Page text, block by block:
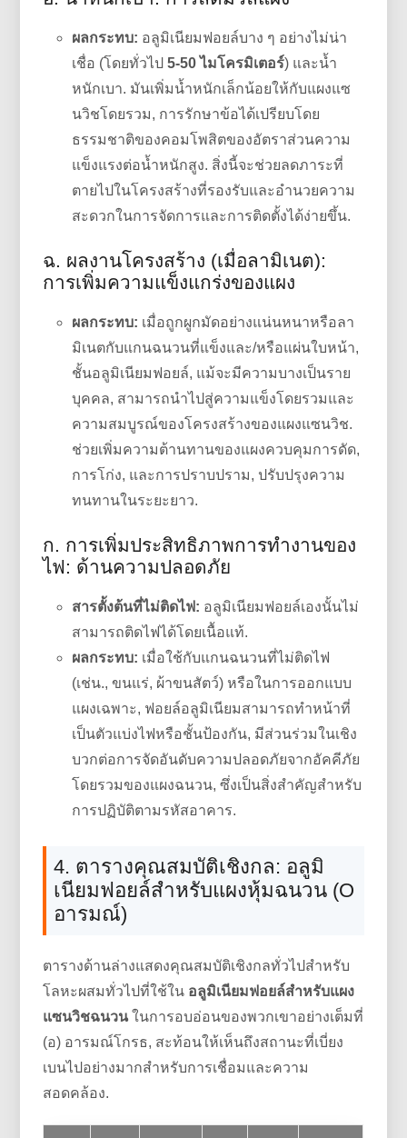
ผลกระทบ: อลูมิเนียมฟอยล์บาง ๆ อย่างไม่น่า
เชื่อ (โดยทั่วไป5-50 ไมโครมิเตอร์) และน้ำ
หนักเบา. มันเพิ่มน้ำหนักเล็กน้อยให้กับแผงแซ
นวิชโดยรวม, การรักษาข้อได้เปรียบโดย
ธรรมชาติของคอมโพสิตของอัตราส่วนความ
แข็งแรงต่อน้ำหนักสูง. สิ่งนี้จะช่วยลดภาระที่
ตายไปในโครงสร้างที่รองรับและอำนวยความ
สะดวกในการจัดการและการติดตั้งได้ง่ายขึ้น.
ฉ. ผลงานโครงสร้าง (เมื่อลามิเนต):
การเพิ่มความแข็งแกร่งของแผง
ผลกระทบ: เมื่อถูกผูกมัดอย่างแน่นหนาหรือลา
มิเนตกับแกนฉนวนที่แข็งและ/หรือแผ่นใบหน้า,
ชั้นอลูมิเนียมฟอยล์, แม้จะมีความบางเป็นราย
บุคคล, สามารถนำไปสู่ความแข็งโดยรวมและ
ความสมบูรณ์ของโครงสร้างของแผงแซนวิช.
ช่วยเพิ่มความต้านทานของแผงควบคุมการดัด,
การโก่ง, และการปราบปราม, ปรับปรุงความ
ทนทานในระยะยาว.
ก. การเพิ่มประสิทธิภาพการทำงานของ
ไฟ: ด้านความปลอดภัย
สารตั้งต้นที่ไม่ติดไฟ: อลูมิเนียมฟอยล์เองนั้นไม่
สามารถติดไฟได้โดยเนื้อแท้.
ผลกระทบ: เมื่อใช้กับแกนฉนวนที่ไม่ติดไฟ
(เช่น., ขนแร่, ผ้าขนสัตว์) หรือในการออกแบบ
แผงเฉพาะ, ฟอยล์อลูมิเนียมสามารถทำหน้าที่
เป็นตัวแบ่งไฟหรือชั้นป้องกัน, มีส่วนร่วมในเชิง
บวกต่อการจัดอันดับความปลอดภัยจากอัคคีภัย
โดยรวมของแผงฉนวน, ซึ่งเป็นสิ่งสำคัญสำหรับ
การปฏิบัติตามรหัสอาคาร.
4. ตารางคุณสมบัติเชิงกล: อลูมิ
เนียมฟอยล์สำหรับแผงหุ้มฉนวน (O
อารมณ์)
ตารางด้านล่างแสดงคุณสมบัติเชิงกลทั่วไปสำหรับ
โลหะผสมทั่วไปที่ใช้ใน อลูมิเนียมฟอยล์สำหรับแผง
แซนวิชฉนวนในการอบอ่อนของพวกเขาอย่างเต็มที่
(อ) อารมณ์โกรธ, สะท้อนให้เห็นถึงสถานะที่เบี่ยง
เบนไปอย่างมากสำหรับการเชื่อมและความ
สอดคล้อง.